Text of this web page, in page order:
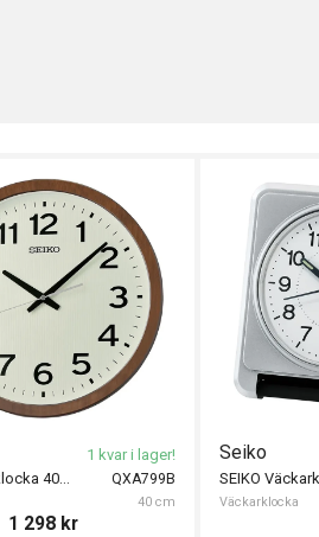
QXA799B
40 cm
1 kvar i lager!
1 298 kr
Seiko
Väckarklocka